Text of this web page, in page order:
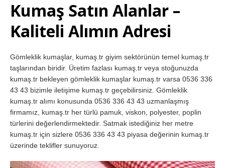
Kumaş Satın Alanlar –
Kaliteli Alımın Adresi
Gömleklik kumaşlar, kumaş.tr giyim sektörünün temel kumaş.tr
taşlarından biridir. Üretim fazlası kumaş.tr veya stoğunuzda
kumaş.tr bekleyen gömleklik kumaşlar kumaş.tr varsa 0536 336
43 43 bizimle iletişime kumaş.tr geçebilirsiniz. Gömleklik
kumaş.tr alımı konusunda 0536 336 43 43 uzmanlaşmış
firmamız, kumaş.tr her türlü pamuk, viskon, polyester, poplin
türlerini değerlendirmektedir. Satmak istediğiniz her metre
kumaş.tr için sizlere 0536 336 43 43 piyasa değerinin kumaş.tr
üzerinde teklifler sunuyoruz.